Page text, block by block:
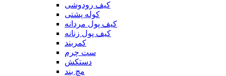
کیف رودوشی
کوله پشتی
کیف پول مردانه
کیف پول زنانه
کمربند
ست چرم
دستکش
مچ بند